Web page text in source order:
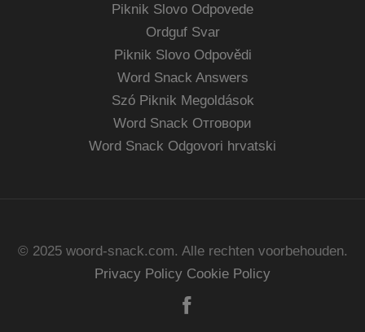
Piknik Slovo Odpovede
Ordguf Svar
Piknik Slovo Odpovědi
Word Snack Answers
Szó Piknik Megoldások
Word Snack Отговори
Word Snack Odgovori hrvatski
© 2025 woord-snack.com. Alle rechten voorbehouden.
Privacy Policy Cookie Policy